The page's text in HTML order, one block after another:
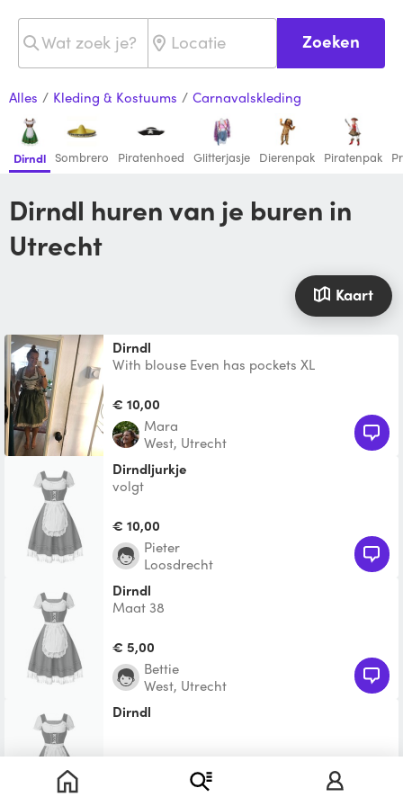
Zoeken
Alles / Kleding & Kostuums / Carnavalskleding
Dirndl Sombrero Piratenhoed Glitterjasje Dierenpak Piratenpak
Dirndl huren van je buren in
Utrecht
Kaart
Dirndl
With blouse Even has pockets XL
€ 10,00
Mara
West, Utrecht
Dirndljurkje
volgt
€ 10,00
Pieter
Loosdrecht
Dirndl
Maat 38
€ 5,00
Bettie
West, Utrecht
Dirndl
Christel